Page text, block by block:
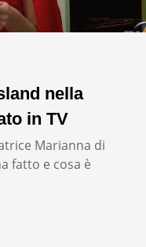
nella
in TV
Marianna di
fatto e cosa è